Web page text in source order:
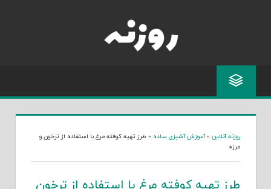
روزنه آنلاین »آموزش آشپزی ساده » طرز تهیه کوفته مرغ با استفاده از ترخون و
مرزه
طرز تهیه کوفته مرغ با استفاده از ترخون